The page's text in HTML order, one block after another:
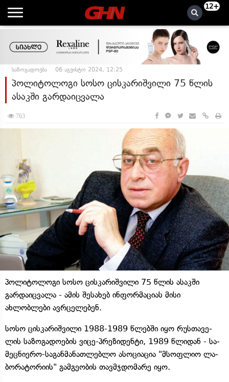
12+
საზოგადოება 06 აგვისტო 2024, 12:25
პოლიტოლოგი სოსო ცისკარიშვილი 75 წლის
ასაკში გარდაიცვალა
763
პოლიტოლოგი სოსო ცისკარიშვილი 75 წლის ასაკში
გარდაიცვალა - ამის შესახებ ინფორმაციას მისი
ახლობლები ავრცელებენ.
სოსო ცისკარიშვილი 1988-1989 წლებ­ში იყო რუს­თა­ვე­
ლის სა­ზო­გა­დო­ე­ბის ვიცე-პრე­ზი­დენ­ტი, 1989 წლი­დან - სა­
მეც­ნი­ე­რო-სა­გან­მა­ნათ­ლებ­ლო ასო­ცი­ა­ცია "მსოფ­ლიო ლა­
ბო­რა­ტო­რი­ის" გამ­გე­ო­ბის თავ­მჯდო­მა­რე იყო.